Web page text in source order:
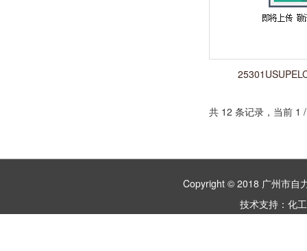
共 12 条记录，当前
Copyright © 2018 广州市
技术支持： 化